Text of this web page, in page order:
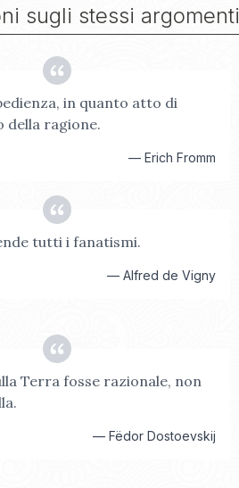
sugli stessi argomenti
in quanto atto di
della ragione.
—Erich Fromm
tutti i fanatismi.
—Alfred de Vigny
Terra fosse razionale, non
—Fëdor Dostoevskij